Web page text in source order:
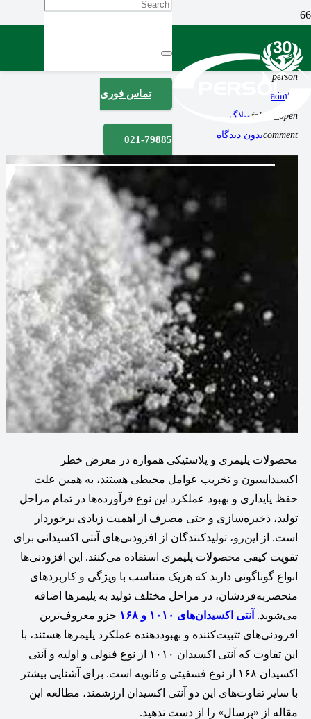
تماس فوری
021-79885
access_time2 سال پیش
person
admiin
folder_openوبلاگ
commentبدون دیدگاه
محصولات پلیمری و پلاستیکی همواره در معرض خطر
اکسیداسیون و تخریب عوامل محیطی هستند، به همین علت
حفظ پایداری و بهبود عملکرد این نوع فرآورده‌ها در تمام مراحل
تولید، ذخیره‌سازی و حتی مصرف از اهمیت زیادی برخوردار
است‌. از این‌رو، تولیدکنندگان از افزودنی‌های آنتی اکسیدانی برای
تقویت کیفی محصولات پلیمری استفاده می‌کنند. این افزودنی‌ها
انواع گوناگونی دارند که هریک متناسب با ویژگی‌ و کاربردهای
منحصربه‌فردشان، در مراحل مختلف تولید به پلیمرها اضافه
می‌شوند. آنتی اکسیدان‌های ۱۰۱۰ و ۱۶۸
جزو معروف‌ترین
افزودنی‌های تثبیت‌کننده و بهبوددهنده عملکرد پلیمرها هستند، با
این تفاوت که آنتی اکسیدان ۱۰۱۰ از نوع فنولی و اولیه و آنتی
اکسیدان ۱۶۸ از نوع فسفیتی و ثانویه است. برای آشنایی بیشتر
با سایر تفاوت‌های این دو آنتی اکسیدان ارزشمند، مطالعه این
مقاله از «پرسال» را از دست ندهید.